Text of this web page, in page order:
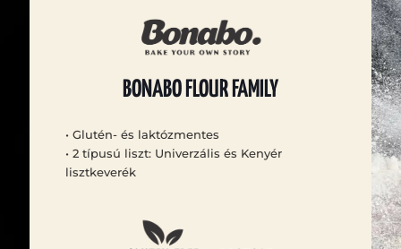
BONABO FLOUR FAMILY
• Glutén- és laktózmentes
• 2 típusú liszt: Univerzális és Kenyér
lisztkeverék